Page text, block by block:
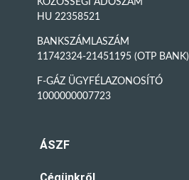
HU 22358521
BANKSZÁMLASZÁM
11742324-21451195 (OTP BANK)
F-GÁZ ÜGYFÉLAZONOSÍTÓ
1000000007723
ÁSZF